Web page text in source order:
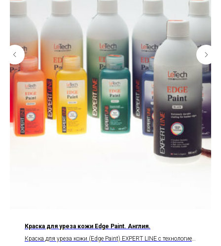
Краска для уреза кожи Edge Paint. Англия.
Краска для уреза кожи (Edge Paint) EXPERT LINE с технологией